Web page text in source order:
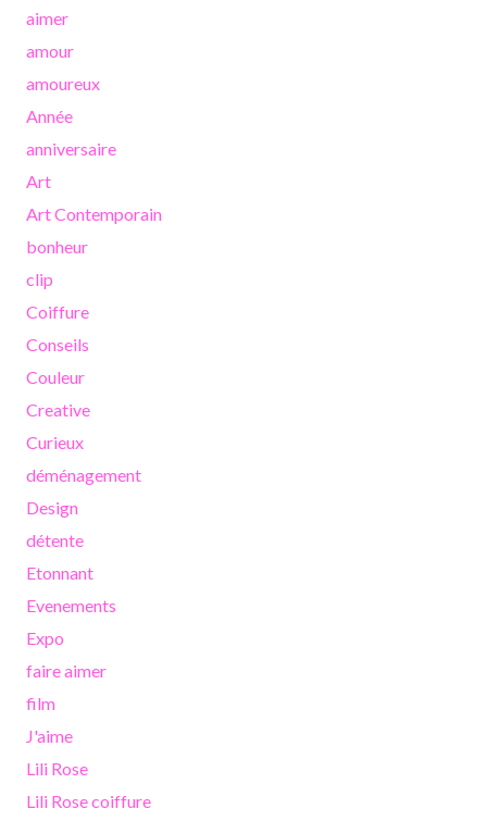
aimer
amour
amoureux
Année
anniversaire
Art
Art Contemporain
bonheur
clip
Coiffure
Conseils
Couleur
Creative
Curieux
déménagement
Design
détente
Etonnant
Evenements
Expo
faire aimer
film
J'aime
Lili Rose
Lili Rose coiffure